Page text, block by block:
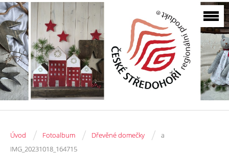
Úvod / Fotoalbum / Dřevěné domečky /
a
IMG_20231018_164715